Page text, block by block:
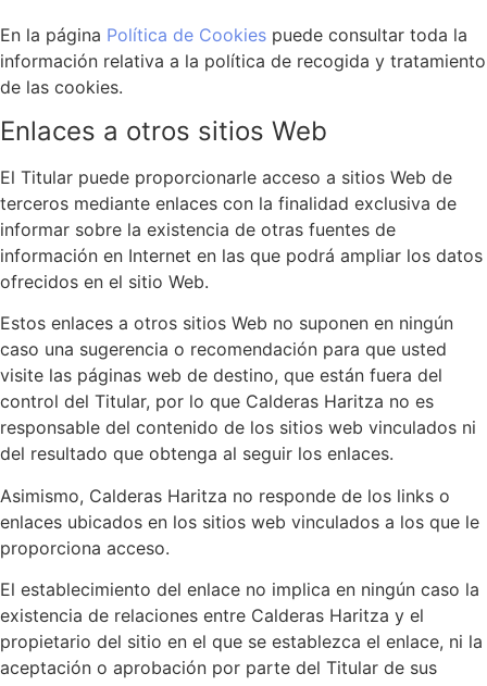
En la página Política de Cookies puede consultar toda la
información relativa a la política de recogida y tratamiento
de las cookies.
Enlaces a otros sitios Web
El Titular puede proporcionarle acceso a sitios Web de
terceros mediante enlaces con la finalidad exclusiva de
informar sobre la existencia de otras fuentes de
información en Internet en las que podrá ampliar los datos
ofrecidos en el sitio Web.
Estos enlaces a otros sitios Web no suponen en ningún
caso una sugerencia o recomendación para que usted
visite las páginas web de destino, que están fuera del
control del Titular, por lo que Calderas Haritza no es
responsable del contenido de los sitios web vinculados ni
del resultado que obtenga al seguir los enlaces.
Asimismo, Calderas Haritza no responde de los links o
enlaces ubicados en los sitios web vinculados a los que le
proporciona acceso.
El establecimiento del enlace no implica en ningún caso la
existencia de relaciones entre Calderas Haritza y el
propietario del sitio en el que se establezca el enlace, ni la
aceptación o aprobación por parte del Titular de sus